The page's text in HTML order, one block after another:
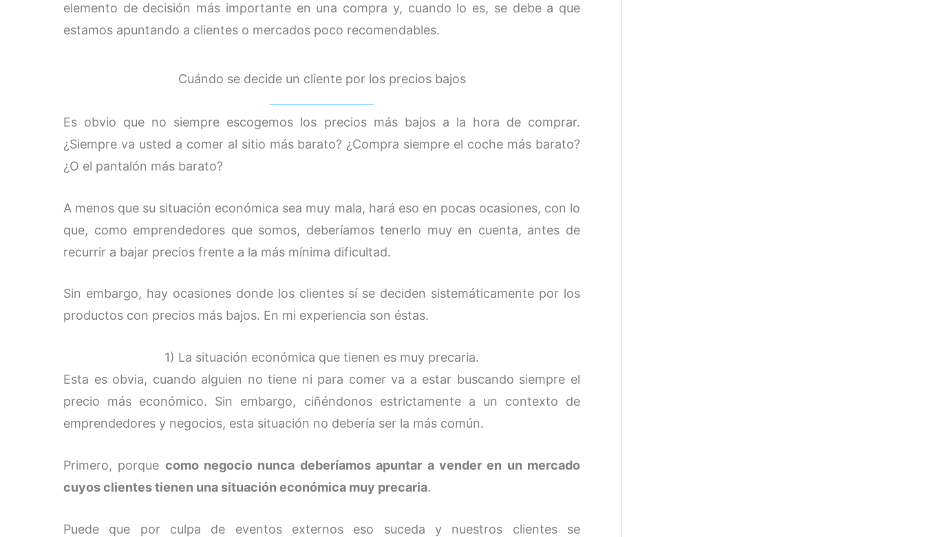
elemento de decisión más importante en una compra y, cuando lo es, se debe a que
estamos apuntando a clientes o mercados poco recomendables.
Cuándo se decide un cliente por los precios bajos
Es obvio que no siempre escogemos los precios más bajos a la hora de comprar.
¿Siempre va usted a comer al sitio más barato? ¿Compra siempre el coche más barato?
¿O el pantalón más barato?
A menos que su situación económica sea muy mala, hará eso en pocas ocasiones, con lo
que, como emprendedores que somos, deberíamos tenerlo muy en cuenta, antes de
recurrir a bajar precios frente a la más mínima dificultad.
Sin embargo, hay ocasiones donde los clientes sí se deciden sistemáticamente por los
productos con precios más bajos. En mi experiencia son éstas.
1) La situación económica que tienen es muy precaria.
Esta es obvia, cuando alguien no tiene ni para comer va a estar buscando siempre el
precio más económico. Sin embargo, ciñéndonos estrictamente a un contexto de
emprendedores y negocios, esta situación no debería ser la más común.
Primero, porque como negocio nunca deberíamos apuntar a vender en un mercado
cuyos clientes tienen una situación económica muy precaria.
Puede que por culpa de eventos externos eso suceda y nuestros clientes se